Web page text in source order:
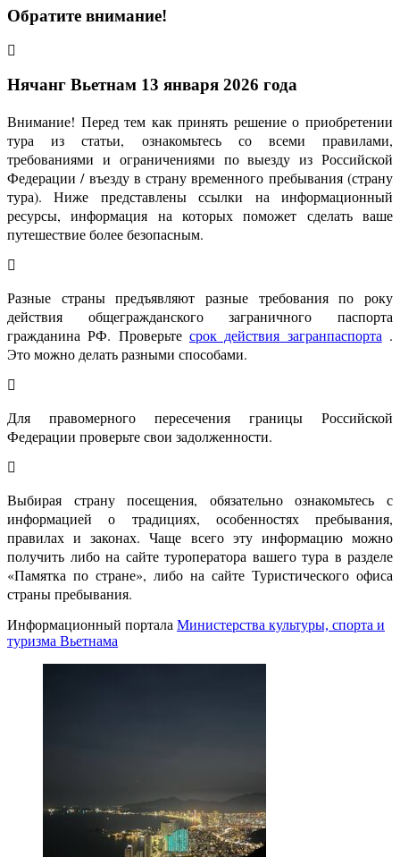
Обратите внимание!
Нячанг Вьетнам 13 января 2026 года
Внимание! Перед тем как принять решение о приобретении
тура из статьи, ознакомьтесь со всеми правилами,
требованиями и ограничениями по выезду из Российской
Федерации / въезду в страну временного пребывания (страну
тура). Ниже представлены ссылки на информационный
ресурсы, информация на которых поможет сделать ваше
путешествие более безопасным.
Разные страны предъявляют разные требования по року
действия общегражданского заграничного паспорта
гражданина РФ. Проверьте срок действия загранпаспорта .
Это можно делать разными способами.
Для правомерного пересечения границы Российской
Федерации проверьте свои задолженности.
Выбирая страну посещения, обязательно ознакомьтесь с
информацией о традициях, особенностях пребывания,
правилах и законах. Чаще всего эту информацию можно
получить либо на сайте туроператора вашего тура в разделе
«Памятка по стране», либо на сайте Туристического офиса
страны пребывания.
Информационный портала Министерства культуры, спорта и
туризма Вьетнама